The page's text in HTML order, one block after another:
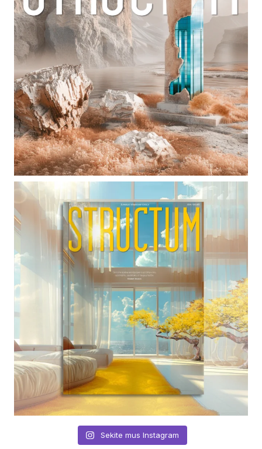
Sekite mus Instagram